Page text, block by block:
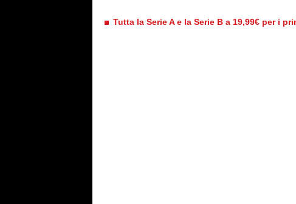
Tutta la Serie A e la Serie B a 19,99€ per i